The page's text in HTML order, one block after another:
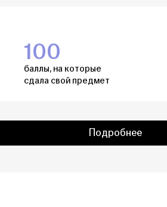
100
баллы, на которые
сдала свой предмет
Подробнее